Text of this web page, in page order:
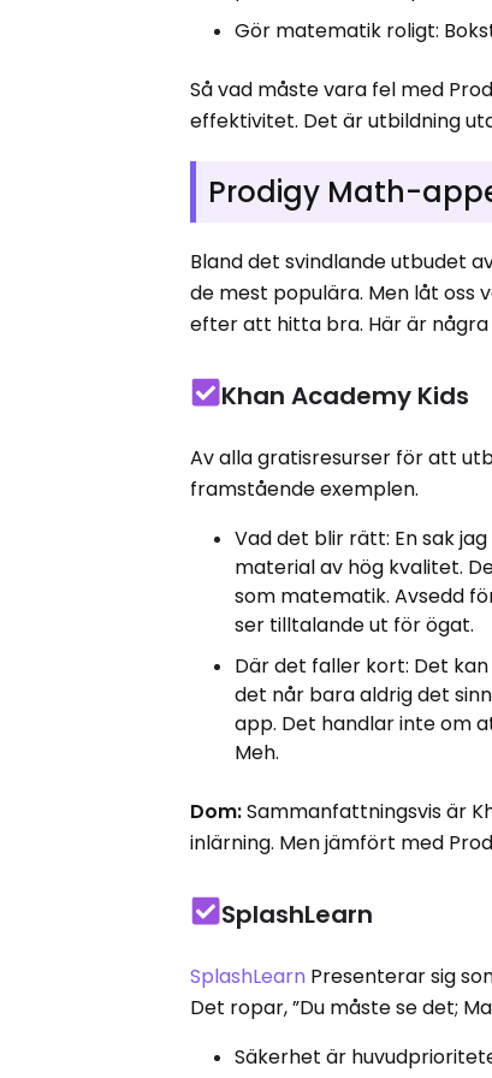
Gör matematik roligt:
Så vad måste vara fel med
effektivitet. Det är utbildning
Prodigy Math-
Bland det svindlande utbudet
de mest populära. Men låt oss
efter att hitta bra. Här är
Khan Academy Kids
Av alla gratisresurser för att
framstående exemplen.
Vad det blir rätt: En sak
material av hög kvalitet.
som matematik. Avsedd
ser tilltalande ut för ögat.
Där det faller kort: Det
det når bara aldrig det
app. Det handlar inte om
Meh.
Dom:Sammanfattningsvis är
inlärning. Men jämfört med
SplashLearn
SplashLearn Presenterar sig
Det ropar, ”Du måste se det;
Säkerhet är